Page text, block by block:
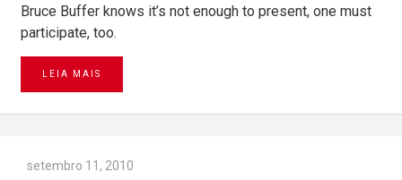
Bruce Buffer knows it’s not enough to present, one must
participate, too.
LEIA MAIS
setembro 11, 2010